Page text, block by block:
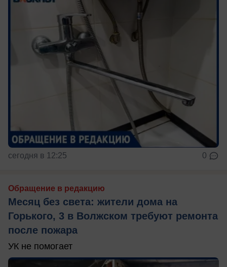
сегодня в 12:25 0
Обращение в редакцию
Месяц без света: жители дома на
Горького, 3 в Волжском требуют ремонта
после пожара
УК не помогает